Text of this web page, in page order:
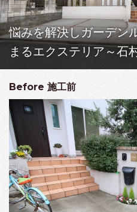
悩みを解決しガーデン
まるエクステリア～石
Before 施工前